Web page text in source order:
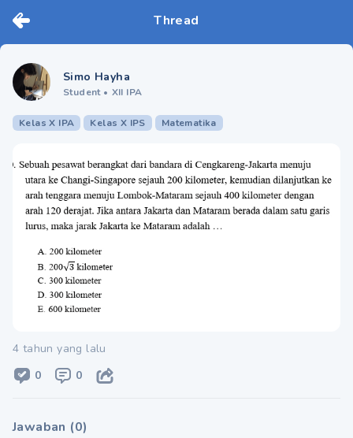
Thread
Simo Hayha
Student • XII IPA
Kelas X IPA Kelas X IPS Matematika
4 tahun yang lalu
0
0
Jawaban (0)